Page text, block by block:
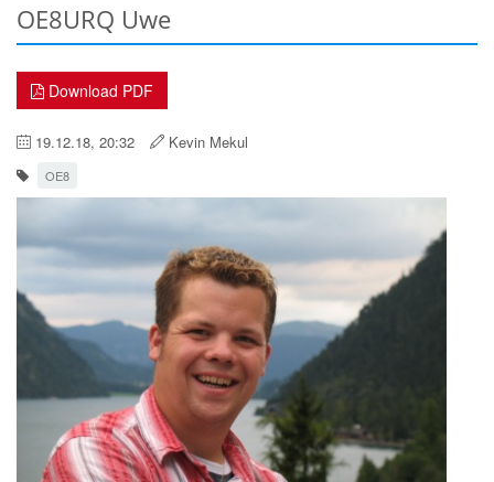
OE8URQ Uwe
Download PDF
19.12.18, 20:32 Kevin Mekul
OE8